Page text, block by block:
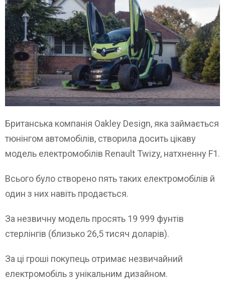
Британська компанія Oakley Design, яка займається
тюнінгом автомобілів, створила досить цікаву
модель електромобілів Renault Twizy, натхненну F1.
Всього було створено пять таких електромобілів й
один з них навіть продається.
За незвичну модель просять 19 999 фунтів
стерлінгів (близько 26,5 тисяч доларів).
За ці гроші покупець отримає незвичайний
електромобіль з унікальним дизайном.